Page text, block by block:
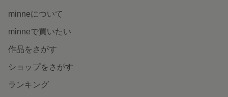
minneについて
minneで買いたい
作品をさがす
ショップをさがす
ランキング